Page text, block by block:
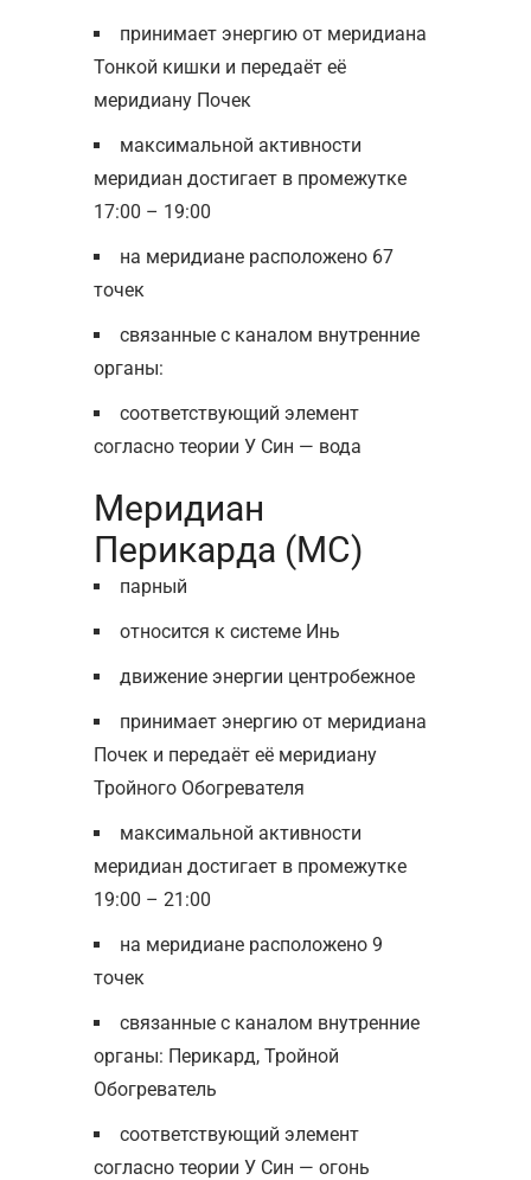
принимает энергию от меридиана
Тонкой кишки и передаёт её
меридиану Почек
максимальной активности
меридиан достигает в промежутке
17:00 – 19:00
на меридиане расположено 67
точек
связанные с каналом внутренние
органы:
соответствующий элемент
согласно теории У Син — вода
Меридиан
Перикарда (МС)
парный
относится к системе Инь
движение энергии центробежное
принимает энергию от меридиана
Почек и передаёт её меридиану
Тройного Обогревателя
максимальной активности
меридиан достигает в промежутке
19:00 – 21:00
на меридиане расположено 9
точек
связанные с каналом внутренние
органы: Перикард, Тройной
Обогреватель
соответствующий элемент
согласно теории У Син — огонь